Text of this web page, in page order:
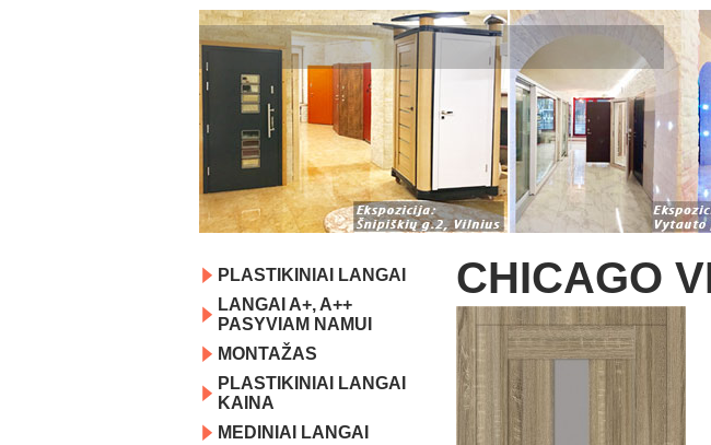
PLASTIKINIAI LANGAI
LANGAI A+, A++
PASYVIAM NAMUI
MONTAŽAS
PLASTIKINIAI LANGAI
KAINA
MEDINIAI LANGAI
CHICAGO